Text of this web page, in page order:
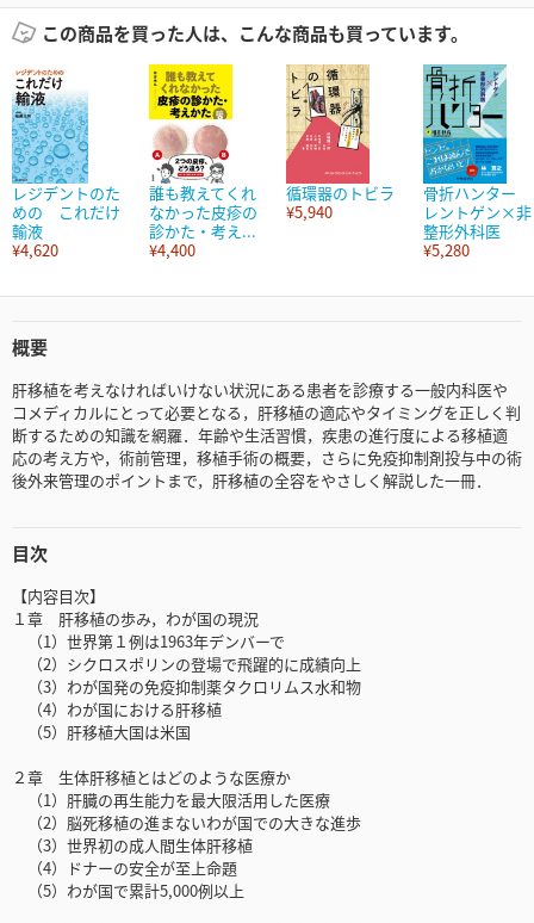
この商品を買った人は、こんな商品も買っています。
レジデントのた
めの これだけ
輸液
¥4,620
誰も教えてくれ
なかった皮疹の
診かた・考え...
¥4,400
循環器のトビラ
¥5,940
骨折ハンター
レントゲン×非
整形外科医
¥5,280
概要
肝移植を考えなければいけない状況にある患者を診療する一般内科医や
コメディカルにとって必要となる，肝移植の適応やタイミングを正しく判
断するための知識を網羅．年齢や生活習慣，疾患の進行度による移植適
応の考え方や，術前管理，移植手術の概要，さらに免疫抑制剤投与中の術
後外来管理のポイントまで，肝移植の全容をやさしく解説した一冊．
目次
【内容目次】
１章 肝移植の歩み，わが国の現況
（1）世界第１例は1963年デンバーで
（2）シクロスポリンの登場で飛躍的に成績向上
（3）わが国発の免疫抑制薬タクロリムス水和物
（4）わが国における肝移植
（5）肝移植大国は米国
２章 生体肝移植とはどのような医療か
（1）肝臓の再生能力を最大限活用した医療
（2）脳死移植の進まないわが国での大きな進歩
（3）世界初の成人間生体肝移植
（4）ドナーの安全が至上命題
（5）わが国で累計5,000例以上